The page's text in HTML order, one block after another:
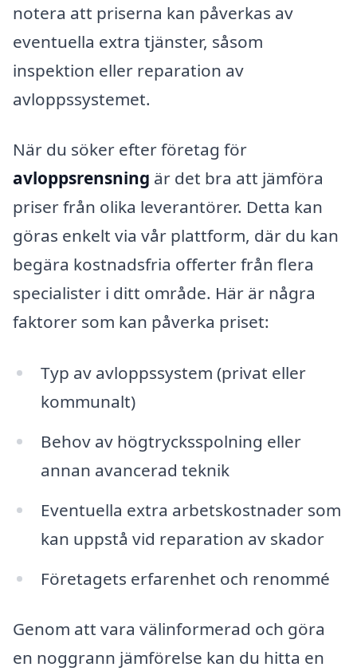
notera att priserna kan påverkas av
eventuella extra tjänster, såsom
inspektion eller reparation av
avloppssystemet.
När du söker efter företag för
avloppsrensning är det bra att jämföra
priser från olika leverantörer. Detta kan
göras enkelt via vår plattform, där du kan
begära kostnadsfria offerter från flera
specialister i ditt område. Här är några
faktorer som kan påverka priset:
Typ av avloppssystem (privat eller
kommunalt)
Behov av högtrycksspolning eller
annan avancerad teknik
Eventuella extra arbetskostnader som
kan uppstå vid reparation av skador
Företagets erfarenhet och renommé
Genom att vara välinformerad och göra
en noggrann jämförelse kan du hitta en